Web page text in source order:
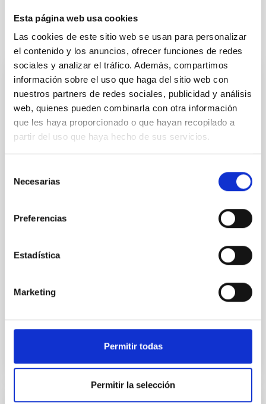
Esta página web usa cookies
Las cookies de este sitio web se usan para personalizar
el contenido y los anuncios, ofrecer funciones de redes
sociales y analizar el tráfico. Además, compartimos
información sobre el uso que haga del sitio web con
nuestros partners de redes sociales, publicidad y análisis
web, quienes pueden combinarla con otra información
que les haya proporcionado o que hayan recopilado a
partir del uso que haya hecho de sus servicios.
Necesarias
Preferencias
Estadística
Marketing
Permitir todas
Permitir la selección
Otras noticias relacionadas
NOTA DE PRENSA
El IAC logra una de las prestigiosas “ERC
Advanced Grant” para estudiar la evolución
de estrellas similares al Sol
El Instituto de Astrofísica de Canarias (IAC) ha
Europeo de Investigación (ERC) para el proyecto
MELODY, liderado por la investigadora Savita Mathur.
competitivas de la ciencia europea, respalda a
personal investigador con trayectorias consolidadas
de impulsar investigaciones de frontera capaces de
actividad magnética de estrellas similares al Sol para
Fecha de publicación 23/06/2026 - 11:01:01